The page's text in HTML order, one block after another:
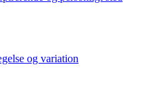
og variation